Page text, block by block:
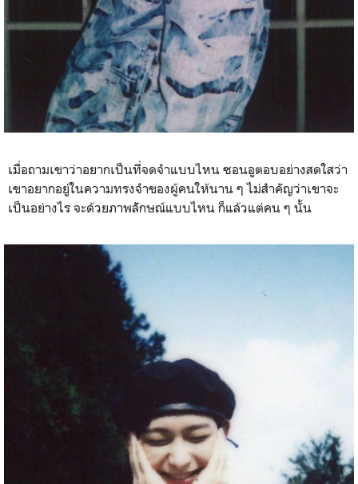
เมื่อถามเขาว่าอยากเป็นที่จดจำแบบไหน ซอนอูตอบอย่างสดใสว่า
เขาอยากอยู่ในความทรงจำของผู้คนให้นาน ๆ ไม่สำคัญว่าเขาจะ
เป็นอย่างไร จะด้วยภาพลัักษณ์​แบบไหน ก็แล้วแต่คน ๆ นั้น